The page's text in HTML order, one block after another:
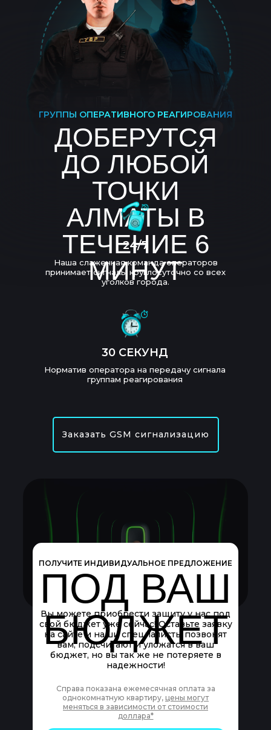
ДОБЕРУТСЯ
ДО ЛЮБОЙ
ТОЧКИ
АЛМАТЫ В
ТЕЧЕНИЕ 6
МИНУТ
ГРУППЫ ОПЕРАТИВНОГО РЕАГИРОВАНИЯ
Наша слаженная команда операторов
принимает сигналы круглосуточно со всех
уголков города.
24/7
Норматив оператора на передачу сигнала
группам реагирования
30 СЕКУНД
Заказать GSM сигнализацию
ПОЛУЧИТЕ ИНДИВИДУАЛЬНОЕ ПРЕДЛОЖЕНИЕ
ПОД ВАШ
БЮДЖЕТ
Вы можете приобрести защиту у нас под
свой бюджет уже сейчас! Оставьте заявку
на сайте и наши специалисты позвонят
вам, подсчитают и уложатся в ваш
бюджет, но вы так же не потеряете в
надежности!
Справа показана ежемесячная оплата за
однокомнатную квартиру, цены могут
меняться в зависимости от стоимости
доллара*